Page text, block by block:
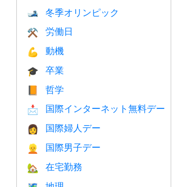
🎿 冬季オリンピック
⚒️ 労働日
💪 動機
🎓 卒業
哲学
📩 国際インターネット無料デー
👩 国際婦人デー
👱 国際男子デー
🏡 在宅勤務